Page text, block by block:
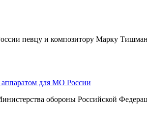
певцу и композитору Марку
для МО России
обороны Российской